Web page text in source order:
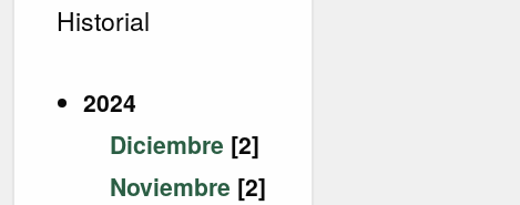
Historial
2024
Diciembre [2]
Noviembre [2]